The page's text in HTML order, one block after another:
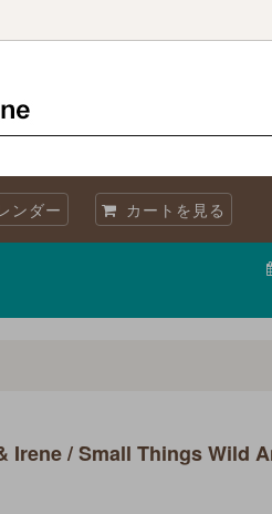
オーガニックコットン
ンダー カートを見る
Irene / Small Things Wild